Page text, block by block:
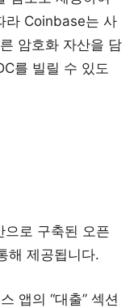
라 Coinbase는 사
암호화 자산을 담
를 빌릴 수 있도
으로 구축된 오픈
해 제공됩니다.
앱의 “대출” 섹션